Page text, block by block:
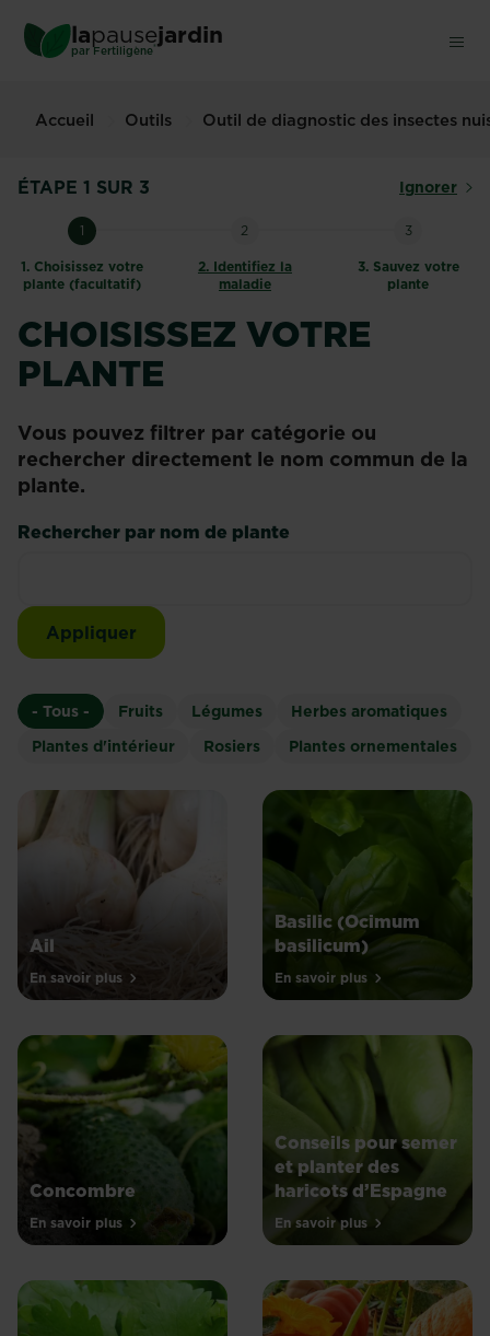
main
lapausejardin
par Fertiligène®
Accueil Outils Outil de diagnostic des insectes
ÉTAPE 1 SUR 3 Ignorer
1
1. Choisissez votre
plante (facultatif)
2
2. Identifiez la
maladie
3
3. Sauvez votre
plante
CHOISISSEZ VOTRE
PLANTE
Vous pouvez filtrer par catégorie ou
rechercher directement le nom commun de la
plante.
Rechercher par nom de plante
- Tous - Fruits Légumes
Herbes aromatiques
Plantes d'intérieur
Rosiers Plantes ornementales
Ail
En savoir plus
Basilic (Ocimum
basilicum)
En savoir plus
Concombre
En savoir plus
Conseils pour semer
et planter des
haricots d’Espagne
En savoir plus